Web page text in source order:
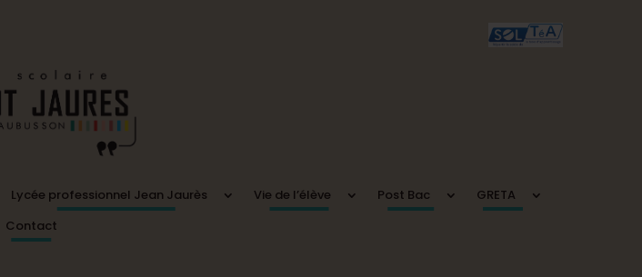
Lycée professionnel Jean Jaurès Vie de l’élève Post Bac
GRETA
Contact